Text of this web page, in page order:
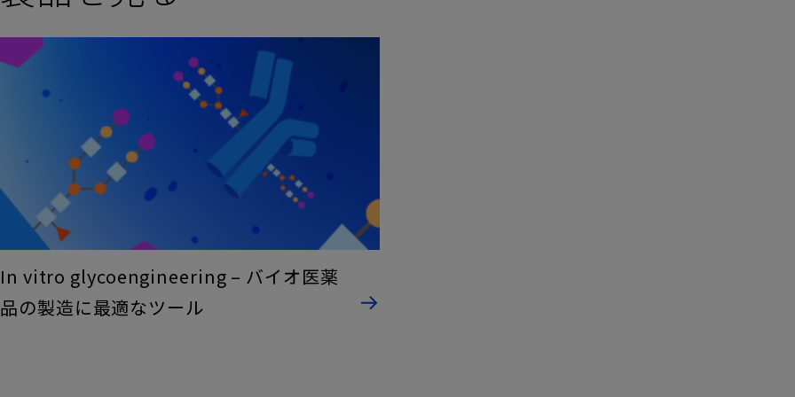
In vitro glycoengineering – バイオ医薬
品の製造に最適なツール